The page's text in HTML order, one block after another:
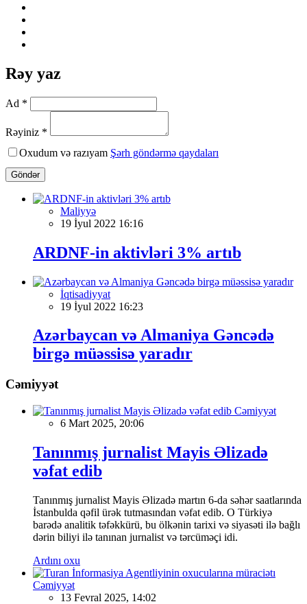
Rəy yaz
Ad *
Rəyiniz *
Oxudum və razıyam Şərh göndərmə qaydaları
Göndər
Maliyyə
19 İyul 2022 16:16
ARDNF-in aktivləri 3% artıb
İqtisadiyyat
19 İyul 2022 16:23
Azərbaycan və Almaniya Gəncədə
birgə müəssisə yaradır
Cəmiyyət
Cəmiyyət
6 Mart 2025, 20:06
Tanınmış jurnalist Mayis Əlizadə
vəfat edib
Tanınmış jurnalist Mayis Əlizadə martın 6-da səhər saatlarında
İstanbulda qəfil ürək tutmasından vəfat edib. O Türkiyə
barədə analitik təfəkkürü, bu ölkənin tarixi və siyasəti ilə bağlı
dərin biliyi ilə tanınan jurnalist və tərcüməçi idi.
Ardını oxu
Cəmiyyət
13 Fevral 2025, 14:02